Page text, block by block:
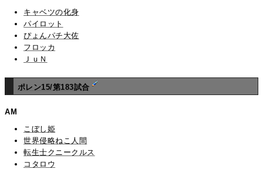
キャベツの化身
パイロット
ぴょんパチ大佐
フロッカ
ＪｕＮ
ポレン15/第183試合
AM
こぼし姫
世界侵略ねこ人間
転生士クニークルス
コタロウ